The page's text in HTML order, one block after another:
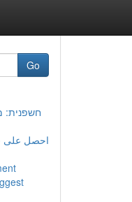
Go
חשפנית:
احصل على